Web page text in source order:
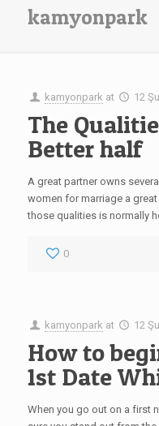
kamyonpark
kamyonpark at 12
The
Better half
A great partner owns
women for marriage a
those qualities is normally
0
kamyonpark at 12
How to
1st Date
When you go out on a first